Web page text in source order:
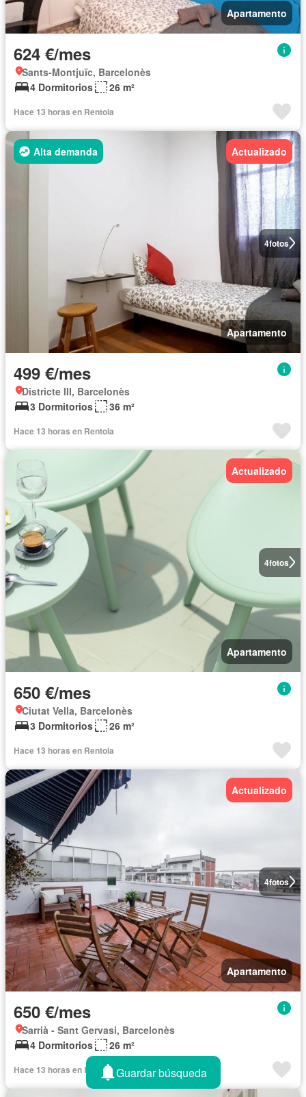
Apartamento
624 €/mes
Sants-Montjuïc, Barcelonès
4 Dormitorios
26 m²
Hace 13 horas en Rentola
4fotos
Alta demanda Actualizado
Apartamento
499 €/mes
Districte III, Barcelonès
3 Dormitorios
36 m²
Hace 13 horas en Rentola
4fotos
Actualizado
Apartamento
650 €/mes
Ciutat Vella, Barcelonès
3 Dormitorios
26 m²
Hace 13 horas en Rentola
4fotos
Actualizado
Apartamento
650 €/mes
Sarrià - Sant Gervasi, Barcelonès
4 Dormitorios
26 m²
Hace 13 horas en Rentola Guardar búsqueda